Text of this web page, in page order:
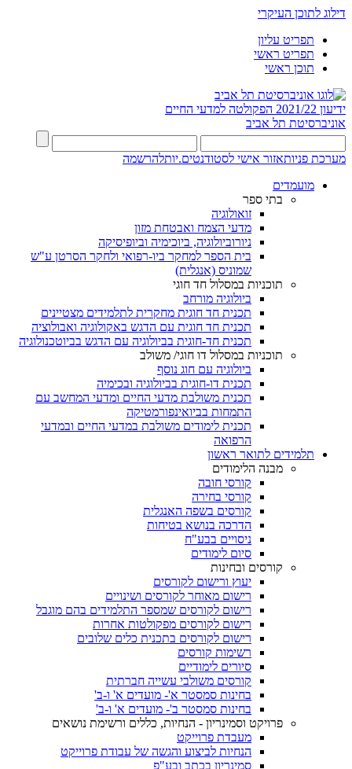
דילוג לתוכן העיקרי
תפריט עליון
תפריט ראשי
תוכן ראשי
ידיעון 2021/22
הפקולטה למדעי החיים
אוניברסיטת תל אביב
מערכת פניותאזור אישי לסטודנטים.יותלהרשמה
מועמדים
בתי ספר
זואולוגיה
מדעי הצמח ואבטחת מזון
ניורוביולוגיה, ביוכימיה וביופיסיקה
בית הספר למחקר ביו-רפואי ולחקר הסרטן ע"ש
שמוניס (אנגלית)
תוכניות במסלול חד חוגי
ביולוגיה מורחב
תכנית חד חוגית מחקרית לתלמידים מצטיינים
תכנית חד חוגית עם הדגש באקולוגיה ואבולוציה
תכנית חד-חוגית בביולוגיה עם הדגש בביוטכנולוגיה
תוכניות במסלול דו חוגי/ משולב
ביולוגיה עם חוג נוסף
תכנית דו-חוגית בביולוגיה ובכימיה
תכנית משולבת מדעי החיים ומדעי המחשב עם
התמחות בביואינפורמטיקה
תכנית לימודים משולבת במדעי החיים ובמדעי
הרפואה
תלמידים לתואר ראשון
מבנה הלימודים
קורסי חובה
קורסי בחירה
קורסים בשפה האנגלית
הדרכה בנושא בטיחות
ניסויים בבע"ח
סיום לימודים
קורסים ובחינות
יעוץ ורישום לקורסים
רישום מאוחר לקורסים ושינויים
רישום לקורסים שמספר התלמידים בהם מוגבל
רישום לקורסים מפקולטות אחרות
רישום לקורסים בתכנית כלים שלובים
רשימות קורסים
סיורים לימודיים
קורסים משולבי עשייה חברתית
בחינות סמסטר א'- מועדים א' ו-ב'
בחינות סמסטר ב'- מועדים א' ו-ב'
פרויקט וסמינריון - הנחיות, כללים ורשימת נושאים
מעבדת פרוייקט
הנחיות לביצוע והגשה של עבודת פרוייקט
סמינריון בכתב ובע"פ